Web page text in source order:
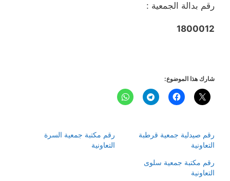
رقم بدالة الجمعية :
1800012
شارك هذا الموضوع:
رقم صيدلية جمعية قرطبة
التعاونية
رقم مكتبة جمعية السرة
التعاونية
رقم مكتبة جمعية سلوى
التعاونية